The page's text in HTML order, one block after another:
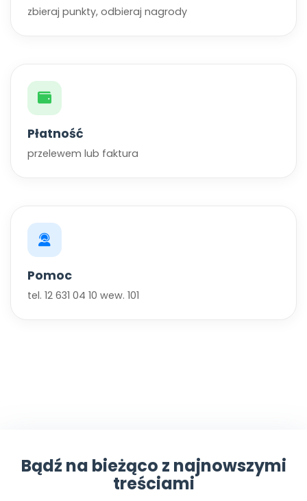
zbieraj punkty, odbieraj nagrody
Płatność
przelewem lub faktura
Pomoc
tel. 12 631 04 10 wew. 101
Bądź na bieżąco z najnowszymi
treściami